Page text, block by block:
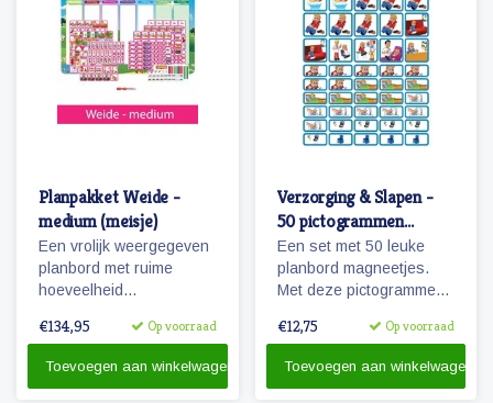
Planpakket Weide -
medium (meisje)
Een vrolijk weergegeven
planbord met ruime
hoeveelheid
planplezier!
€134,95 Op voorraad
Toevoegen aan winkelwagen
Verzorging & Slapen -
50 pictogrammen
(jongen)
Een set met 50 leuke
planbord magneetjes.
Met deze pictogrammen
ochtendritueel inzichtelijk
aan de tandarts of
€12,75 Op voorraad
Toevoegen aan winkelwagen